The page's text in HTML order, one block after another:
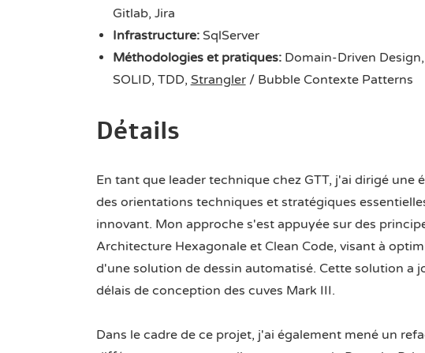
Gitlab, Jira
Infrastructure:SqlServer
Méthodologies et pratiques:Domain-Driven
SOLID, TDD, Strangler/ Bubble Contexte Patterns
Détails
En tant que leader technique chez GTT, j'ai dirigé
des orientations techniques et stratégiques
innovant. Mon approche s'est appuyée sur des
Architecture Hexagonale et Clean Code, visant à
d'une solution de dessin automatisé. Cette solution a
délais de conception des cuves Mark III.
Dans le cadre de ce projet, j'ai également mené un